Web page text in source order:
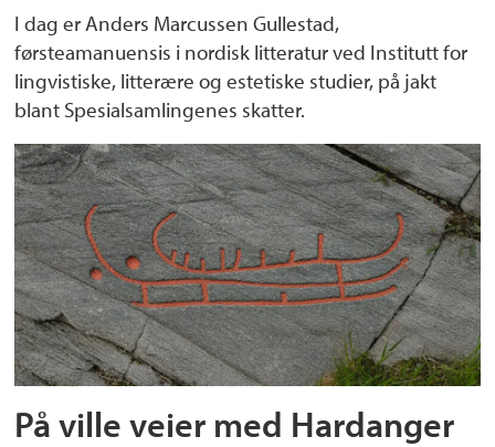
I dag er Anders Marcussen Gullestad,
førsteamanuensis i nordisk litteratur ved Institutt for
lingvistiske, litterære og estetiske studier, på jakt
blant Spesialsamlingenes skatter.
På ville veier med Hardanger